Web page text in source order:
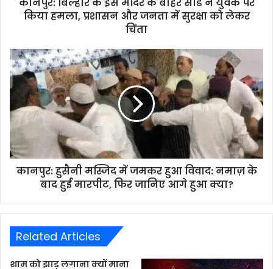
किया हमला, प्रशासन और जनता में सुरक्षा को लेकर
चिंता
कानपुर: हुसैनी मस्जिद में जमकर हुआ विवाद: नमाज़ के
बाद हुई मारपीट, फिर जानिए आगे हुआ क्या?
Related Articles
शाम को झाड़ू लगाना क्यों माना